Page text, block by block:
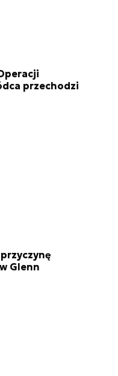
przechodzi
Glenn